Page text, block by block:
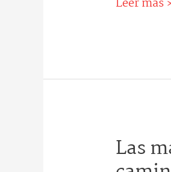
Las
Las
manos